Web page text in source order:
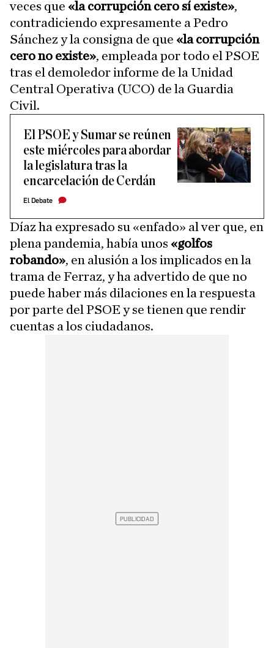
veces que «la corrupción cero sí existe»,
contradiciendo expresamente a Pedro
Sánchez y la consigna de que «la corrupción
cero no existe», empleada por todo el PSOE
tras el demoledor informe de la Unidad
Central Operativa (UCO) de la Guardia
Civil.
El PSOE y Sumar se reúnen
este miércoles para abordar
la legislatura tras la
encarcelación de Cerdán
El Debate
Díaz ha expresado su «enfado» al ver que, en
plena pandemia, había unos «golfos
robando», en alusión a los implicados en la
trama de Ferraz, y ha advertido de que no
puede haber más dilaciones en la respuesta
por parte del PSOE y se tienen que rendir
cuentas a los ciudadanos.